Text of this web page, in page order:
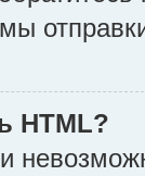
HTML?